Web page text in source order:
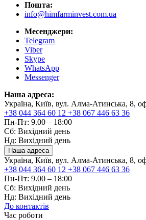
Пошта:
info@himfarminvest.com.ua
Месенджери:
Telegram
Viber
Skype
WhatsApp
Messenger
Наша адреса:
Україна, Київ, вул. Алма-Атинська, 8,
+38 044 364 60 12 +38 067 446 63 36
Пн-Пт: 9.00 – 18:00
Сб: Вихідний день
Нд: Вихідний день
Наша адреса
Україна, Київ, вул. Алма-Атинська, 8,
+38 044 364 60 12 +38 067 446 63 36
Пн-Пт: 9.00 – 18:00
Сб: Вихідний день
Нд: Вихідний день
До контактів
Час роботи